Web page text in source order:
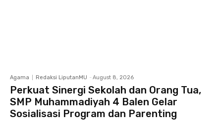
Agama Redaksi LiputanMU - August 8, 2026
Perkuat Sinergi Sekolah dan Orang Tua,
SMP Muhammadiyah 4 Balen Gelar
Sosialisasi Program dan Parenting